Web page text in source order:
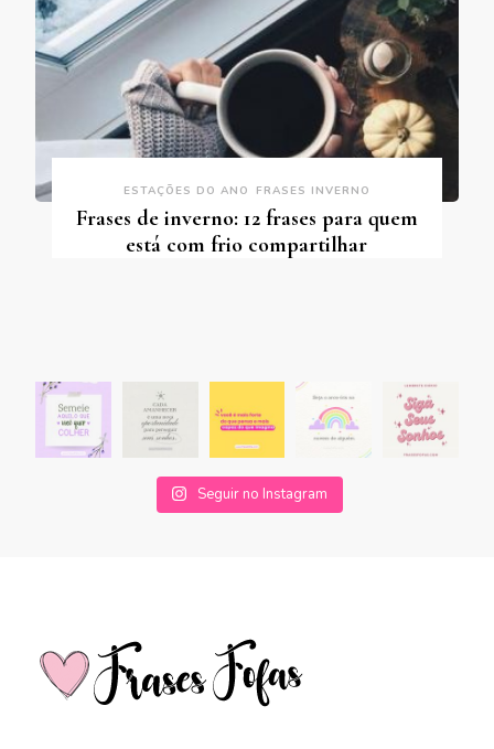
ESTAÇÕES DO ANO FRASES INVERNO
Frases de inverno: 12 frases para quem
está com frio compartilhar
Seguir no Instagram